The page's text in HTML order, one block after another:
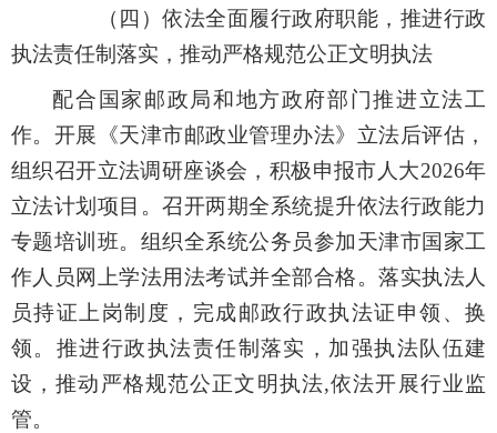
（ 四 ）依法全面履行政府职能，推进行政
执法责任制落实，推动严格规范公正文明执法
配合国家邮政局和地方政府部门推进立法工
作。开展《天津市邮政业管理办法》立法后评估，
组织召开立法调研座谈会，积极申报市人大2026年
立法计划项目。召开两期全系统提升依法行政能力
专题培训班。 组织全系统公务员参加天津市国家工
作人员网上学法用法考试并全部合格。落实执法人
员持证上岗制度， 完成邮政行政执法证申领、换
领。 推进行政执法责任制落实， 加强执法队伍建
设 ，推动严格规范公正文明执法,依法开展行业监
管。